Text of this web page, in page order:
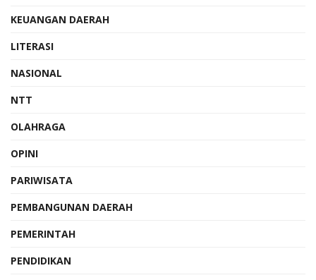
KEUANGAN DAERAH
LITERASI
NASIONAL
NTT
OLAHRAGA
OPINI
PARIWISATA
PEMBANGUNAN DAERAH
PEMERINTAH
PENDIDIKAN